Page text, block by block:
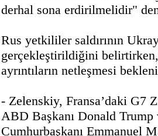
derhal sona erdirilmelidir"
Rus yetkililer saldırının
gerçekleştirildiğini
ayrıntıların netleşmesi
- Zelenskiy, Fransa’daki G7
ABD Başkanı Donald Trump
Cumhurbaşkanı Emmanuel